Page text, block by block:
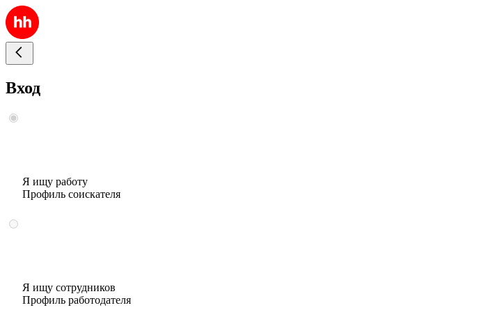
Вход
Я ищу работу
Профиль соискателя
Я ищу сотрудников
Профиль работодателя